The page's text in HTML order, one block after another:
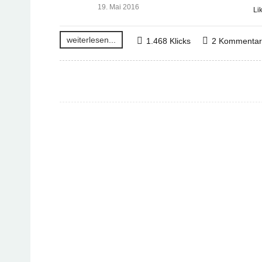
19. Mai 2016
weiterlesen... 2
1.468 Klicks